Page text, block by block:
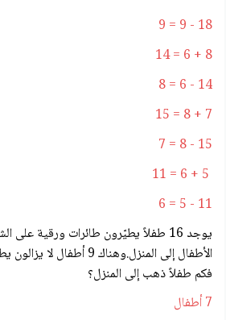
18 - 9 = 9
8 + 6 = 14
14 - 6 = 8
7 + 8 = 15
15 - 8 = 7
11 - 5 = 6
يوجد 16 طفلاً يطيّرون طائرات ورقية
الأطفال إلى المنزل.وهناك 9
فكم طفلاً ذهب إلى المنزل؟
7 أطفال